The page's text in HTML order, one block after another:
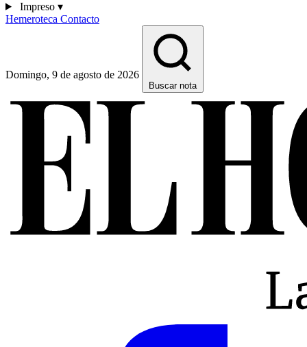
Impreso ▾
Hemeroteca Contacto
Domingo, 9 de agosto de 2026
Buscar nota